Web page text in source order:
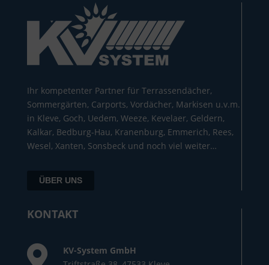
Ihr kompetenter Partner für Terrassendächer,
Sommergärten, Carports, Vordächer, Markisen u.v.m.
in Kleve, Goch, Uedem, Weeze, Kevelaer, Geldern,
Kalkar, Bedburg-Hau, Kranenburg, Emmerich, Rees,
Wesel, Xanten, Sonsbeck und noch viel weiter…
ÜBER UNS
KONTAKT
KV-System GmbH